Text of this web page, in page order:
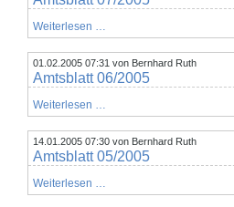
Weiterlesen …
07/2005
01.02.2005 07:31 von Bernhard Ruth
Amtsblatt 06/2005
Weiterlesen …
06/2005
14.01.2005 07:30 von Bernhard Ruth
Amtsblatt 05/2005
Weiterlesen …
05/2005